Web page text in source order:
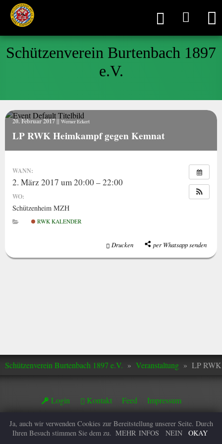
Schützenverein Burtenbach 1897
e.V.
20. Februar 2017||Werner Eckert
LP RWK Heimkampf gegen Kemnat
WANN:
2. März 2017 um 20:00 – 22:00
WO:
Schützenheim MZH
RWK KALENDER
per Whatsapp senden
Drucken
Schützenverein Burtenbach 1897 e.V. » Veranstaltung » LP
Login Kontakt Feed Impressum
© 2026
Ja, auch wir verwenden Cookies zur Bereitstellung unserer Seite. Durch
Ihren Besuch stimmen Sie dem zu. MEHR INFOS NEIN OKAY